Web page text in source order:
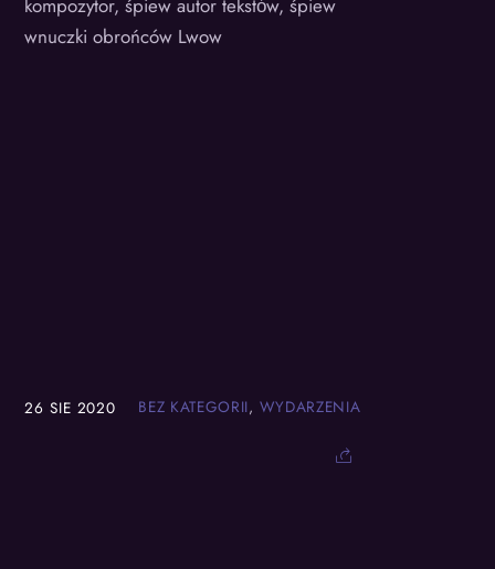
kompozytor, śpiew autor tekstόw, śpiew
wnuczki obrońców Lwow
26 SIE 2020 BEZ KATEGORII, WYDARZENIA